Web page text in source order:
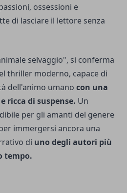
ossessioni e
di lasciare il lettore senza
selvaggio", si conferma
thriller moderno, capace di
dell'animo umano con una
ricca di suspense. Un
per gli amanti del genere
immergersi ancora una
di uno degli autori più
tempo.